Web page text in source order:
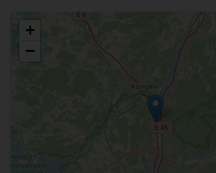
Välj anläggning
+
−